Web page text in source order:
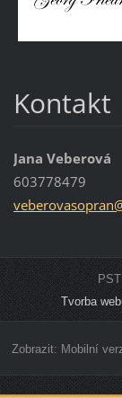
Kontakt
Jana Veberová
603778479
veberova
Tvorba
Zobrazit: Mobilní